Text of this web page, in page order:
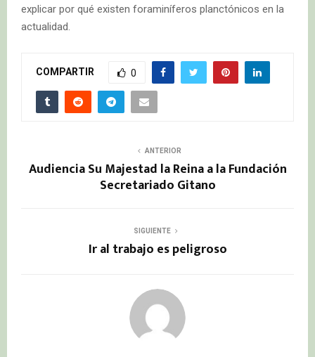
explicar por qué existen foraminíferos planctónicos en la
actualidad.
COMPARTIR 0
ANTERIOR
Audiencia Su Majestad la Reina a la Fundación
Secretariado Gitano
SIGUIENTE
Ir al trabajo es peligroso